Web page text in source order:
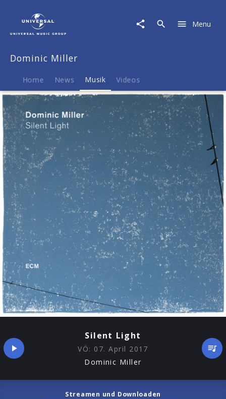
Musik
Silent
Menu
Dominic Miller
Home News Musik Videos
Silent Light
VÖ: 07. April 2017
Dominic Miller
Streamen und Downloaden